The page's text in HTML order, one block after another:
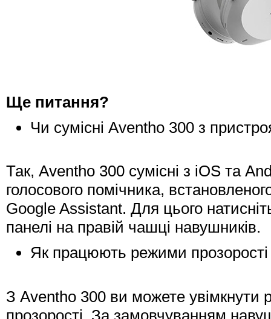
Ще питання?
Чи сумісні Aventho 300 з
Так, Aventho 300 сумісні з iOS та
голосового помічника,
Google Assistant. Для цього
панелі на правій чашці навушників.
Як працюють режими
З Aventho 300 ви можете
прозорості. За замовчуванням